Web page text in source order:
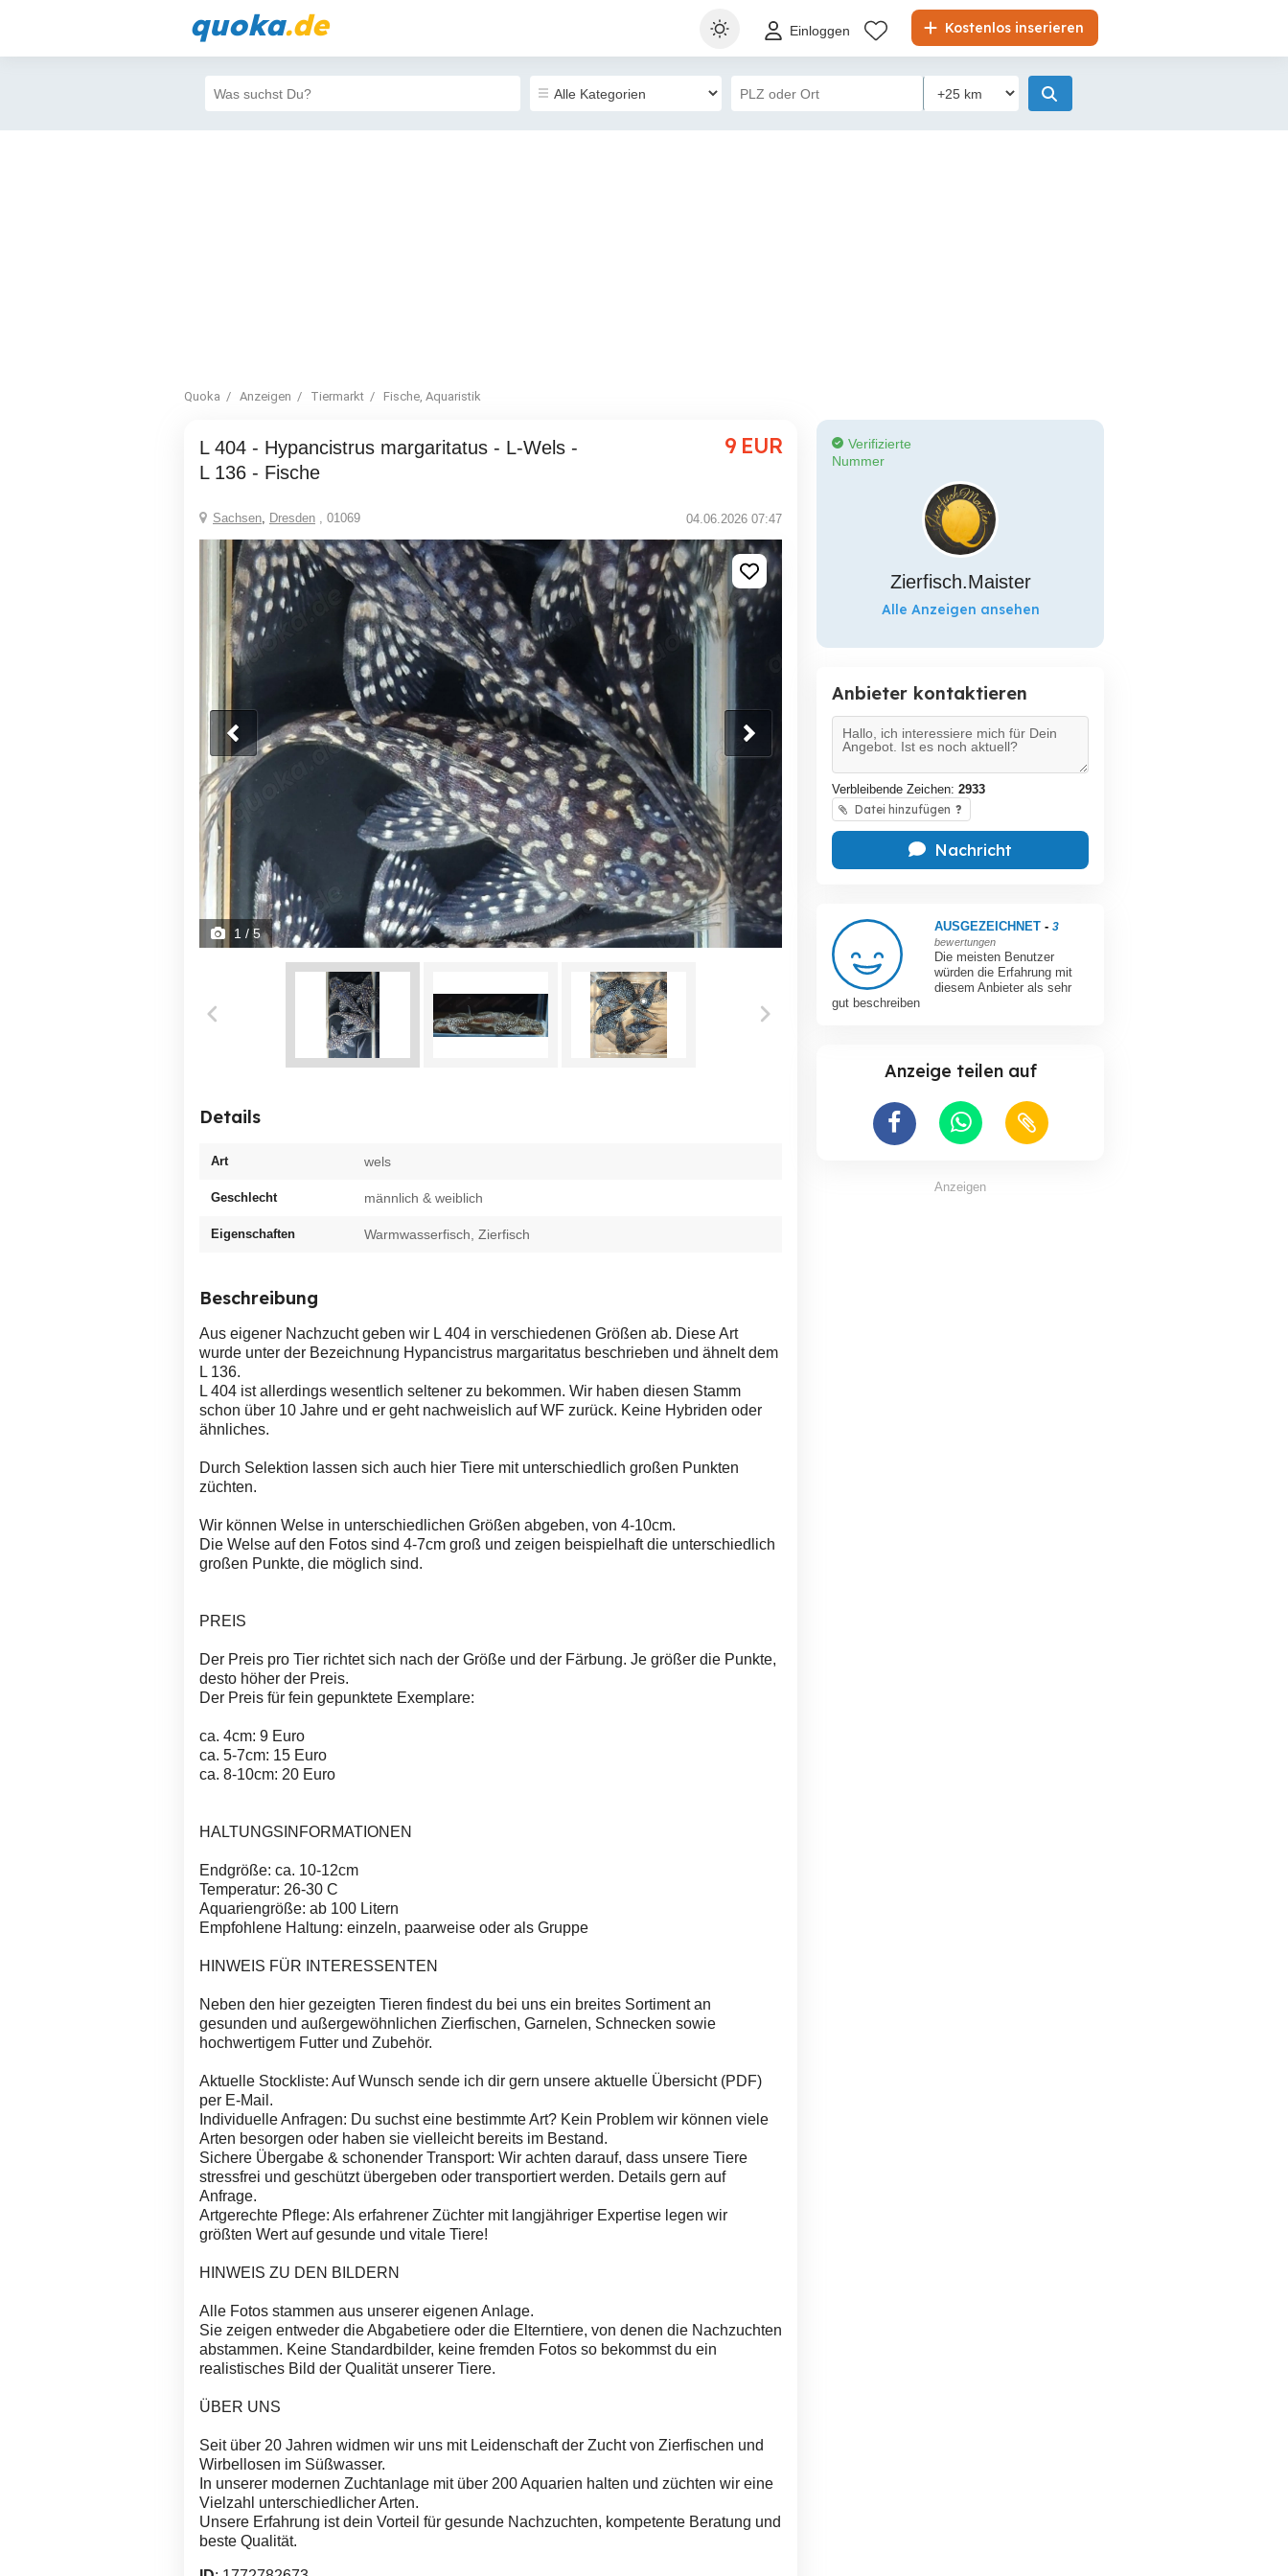
quoka.de Kostenlos inserieren
Einloggen
Quoka Anzeigen Tiermarkt Fische, Aquaristik
L 404 - Hypancistrus margaritatus - L-Wels -
L 136 - Fische
9 EUR
Sachsen, Dresden , 01069 04.06.2026 07:47
1 / 5
Details
Art wels
Geschlecht männlich & weiblich
Eigenschaften Warmwasserfisch, Zierfisch
Beschreibung
Aus eigener Nachzucht geben wir L 404 in verschiedenen Größen ab. Diese Art
wurde unter der Bezeichnung Hypancistrus margaritatus beschrieben und ähnelt dem
L 136.
L 404 ist allerdings wesentlich seltener zu bekommen. Wir haben diesen Stamm
schon über 10 Jahre und er geht nachweislich auf WF zurück. Keine Hybriden oder
ähnliches.
Durch Selektion lassen sich auch hier Tiere mit unterschiedlich großen Punkten
züchten.
Wir können Welse in unterschiedlichen Größen abgeben, von 4-10cm.
Die Welse auf den Fotos sind 4-7cm groß und zeigen beispielhaft die unterschiedlich
großen Punkte, die möglich sind.
PREIS
Der Preis pro Tier richtet sich nach der Größe und der Färbung. Je größer die Punkte,
desto höher der Preis.
Der Preis für fein gepunktete Exemplare:
ca. 4cm: 9 Euro
ca. 5-7cm: 15 Euro
ca. 8-10cm: 20 Euro
HALTUNGSINFORMATIONEN
Endgröße: ca. 10-12cm
Temperatur: 26-30 C
Aquariengröße: ab 100 Litern
Empfohlene Haltung: einzeln, paarweise oder als Gruppe
HINWEIS FÜR INTERESSENTEN
Neben den hier gezeigten Tieren findest du bei uns ein breites Sortiment an
gesunden und außergewöhnlichen Zierfischen, Garnelen, Schnecken sowie
hochwertigem Futter und Zubehör.
Aktuelle Stockliste: Auf Wunsch sende ich dir gern unsere aktuelle Übersicht (PDF)
per E-Mail.
Individuelle Anfragen: Du suchst eine bestimmte Art? Kein Problem wir können viele
Arten besorgen oder haben sie vielleicht bereits im Bestand.
Sichere Übergabe & schonender Transport: Wir achten darauf, dass unsere Tiere
stressfrei und geschützt übergeben oder transportiert werden. Details gern auf
Anfrage.
Artgerechte Pflege: Als erfahrener Züchter mit langjähriger Expertise legen wir
größten Wert auf gesunde und vitale Tiere!
HINWEIS ZU DEN BILDERN
Alle Fotos stammen aus unserer eigenen Anlage.
Sie zeigen entweder die Abgabetiere oder die Elterntiere, von denen die Nachzuchten
abstammen. Keine Standardbilder, keine fremden Fotos so bekommst du ein
realistisches Bild der Qualität unserer Tiere.
ÜBER UNS
Seit über 20 Jahren widmen wir uns mit Leidenschaft der Zucht von Zierfischen und
Wirbellosen im Süßwasser.
In unserer modernen Zuchtanlage mit über 200 Aquarien halten und züchten wir eine
Vielzahl unterschiedlicher Arten.
Unsere Erfahrung ist dein Vorteil für gesunde Nachzuchten, kompetente Beratung und
beste Qualität.
Verifizierte
Nummer
Zierfisch.Maister
Alle Anzeigen ansehen
Anbieter kontaktieren
Verbleibende Zeichen: 2933
Datei hinzufügen ?
Nachricht
AUSGEZEICHNET- 3
bewertungen
Die meisten Benutzer
würden die Erfahrung mit
diesem Anbieter als sehr
gut beschreiben
Anzeige teilen auf
Anzeigen